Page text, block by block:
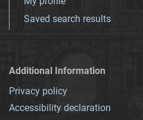
Saved search results
Additional Information
Privacy policy
Accessibility declaration